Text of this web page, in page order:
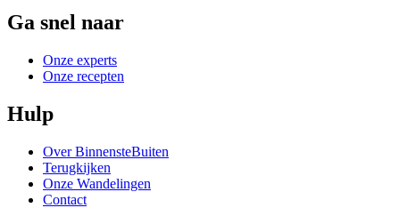
Ga snel naar
Onze experts
Onze recepten
Hulp
Over BinnensteBuiten
Terugkijken
Onze Wandelingen
Contact